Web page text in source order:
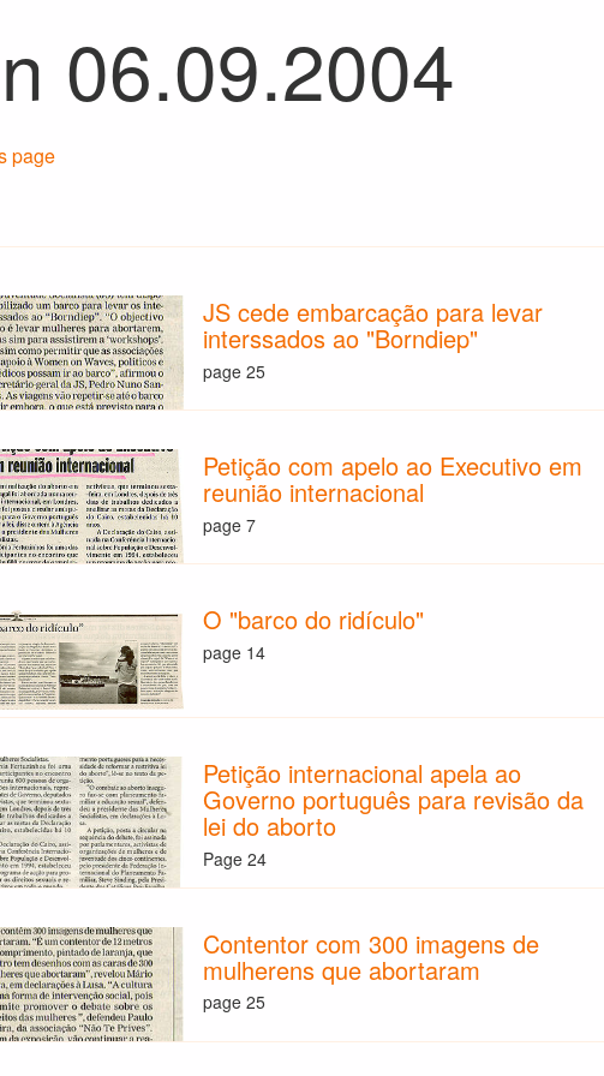
06.09.2004
page
JS cede embarcação para levar
interssados ao "Borndiep"
page 25
Petição com apelo ao Executivo em
reunião internacional
page 7
O "barco do ridículo"
page 14
Petição internacional apela ao
Governo português para revisão da
lei do aborto
Page 24
Contentor com 300 imagens de
mulherens que abortaram
page 25